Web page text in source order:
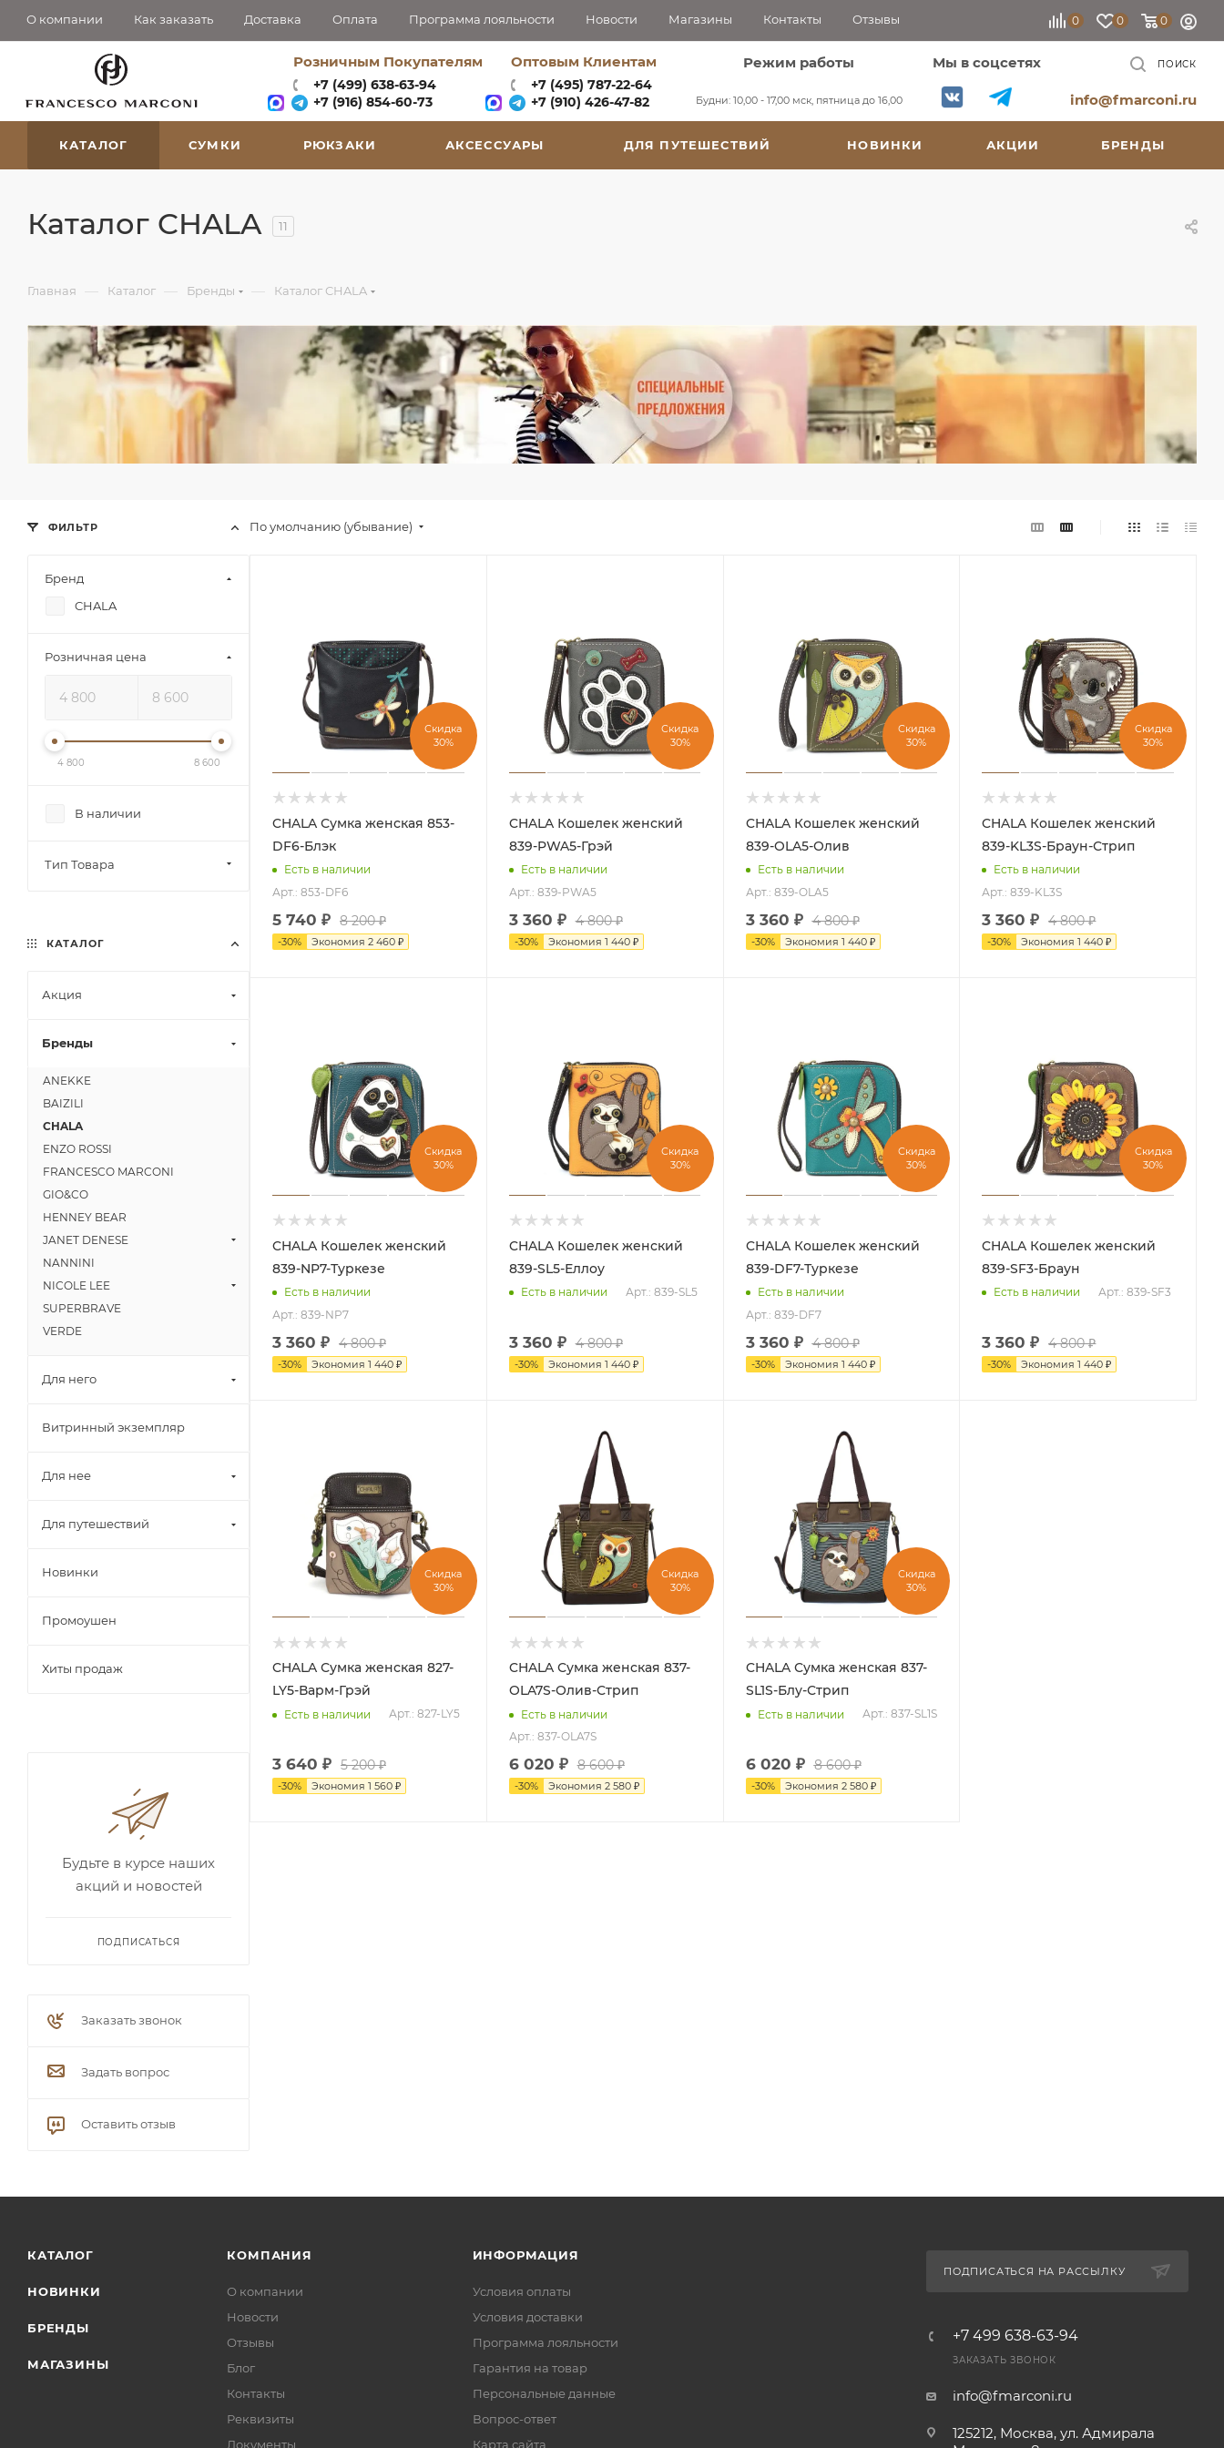
О компании Как заказать Доставка Оплата Программа лояльности Новости Магазины Контакты Отзывы 0 0 0
Розничным Покупателям
+7 (499) 638-63-94
+7 (916) 854-60-73‬
Оптовым Клиентам
+7 (495) 787-22-64
+7 (910) 426-47-82
Режим работы
Будни: 10,00 - 17,00 мск, пятница до 16,00
Мы в соцсетях ПОИСК
info@fmarconi.ru
КАТАЛОГ СУМКИ РЮКЗАКИ АКСЕССУАРЫ ДЛЯ ПУТЕШЕСТВИЙ НОВИНКИ АКЦИИ БРЕНДЫ
Каталог CHALA 11
Главная — Каталог — Бренды — Каталог CHALA
По умолчанию (убывание)
Скидка
30%
CHALA Сумка женская 853-
DF6-Блэк
Есть в наличии
Арт.: 853-DF6
5 740 ₽ 8 200₽
-30% Экономия 2 460 ₽
Скидка
30%
CHALA Кошелек женский
839-PWA5-Грэй
Есть в наличии
Арт.: 839-PWA5
3 360 ₽ 4 800₽
-30% Экономия 1 440₽
Скидка
30%
CHALA Кошелек женский
839-OLA5-Олив
Есть в наличии
Арт.: 839-OLA5
3 360 ₽ 4 800₽
-30% Экономия 1 440₽
Скидка
30%
CHALA Кошелек женский
839-KL3S-Браун-Стрип
Есть в наличии
Арт.: 839-KL3S
3 360 ₽ 4 800₽
-30% Экономия1 440 ₽
Скидка
30%
CHALA Кошелек женский
839-NP7-Туркезе
Есть в наличии
Арт.: 839-NP7
3 360 ₽ 4 800₽
-30% Экономия 1 440 ₽
Скидка
30%
CHALA Кошелек женский
839-SL5-Еллоу
Есть в наличии Арт.: 839-SL5
3 360 ₽ 4 800₽
-30% Экономия 1 440₽
Скидка
30%
CHALA Кошелек женский
839-DF7-Туркезе
Есть в наличии
Арт.: 839-DF7
3 360 ₽ 4 800₽
-30% Экономия 1 440₽
Скидка
30%
CHALA Кошелек женский
839-SF3-Браун
Есть в наличии Арт.: 839-SF3
3 360 ₽ 4 800₽
-30% Экономия1 440 ₽
Скидка
30%
CHALA Сумка женская 827-
LY5-Варм-Грэй
Есть в наличии Арт.: 827-LY5
3 640 ₽ 5 200₽
-30% Экономия 1 560 ₽
Скидка
30%
CHALA Сумка женская 837-
OLA7S-Олив-Стрип
Есть в наличии
Арт.: 837-OLA7S
6 020 ₽ 8 600₽
-30% Экономия 2 580₽
Скидка
30%
CHALA Сумка женская 837-
SL1S-Блу-Стрип
Есть в наличии Арт.: 837-SL1S
6 020 ₽ 8 600₽
-30% Экономия 2 580₽
ФИЛЬТР
Розничная цена
4 800 8 600
Бренд
CHALA
В наличии
Тип Товара
КАТАЛОГ
Акция
Бренды
ANEKKE
BAIZILI
CHALA
ENZO ROSSI
FRANCESCO MARCONI
GIO&CO
HENNEY BEAR
JANET DENESE
NANNINI
NICOLE LEE
SUPERBRAVE
VERDE
Для него
Витринный экземпляр
Для нее
Для путешествий
Новинки
Промоушен
Хиты продаж
Будьте в курсе наших
акций и новостей
ПОДПИСАТЬСЯ
Заказать звонок
Задать вопрос
Оставить отзыв
КАТАЛОГ
НОВИНКИ
БРЕНДЫ
МАГАЗИНЫ
КОМПАНИЯ
О компании
Новости
Отзывы
Блог
Контакты
Реквизиты
Документы
ИНФОРМАЦИЯ
Условия оплаты
Условия доставки
Программа лояльности
Гарантия на товар
Персональные данные
Вопрос-ответ
Карта сайта
ПОДПИСАТЬСЯ НА РАССЫЛКУ
+7 499 638-63-94
ЗАКАЗАТЬ ЗВОНОК
info@fmarconi.ru
125212, Москва, ул. Адмирала